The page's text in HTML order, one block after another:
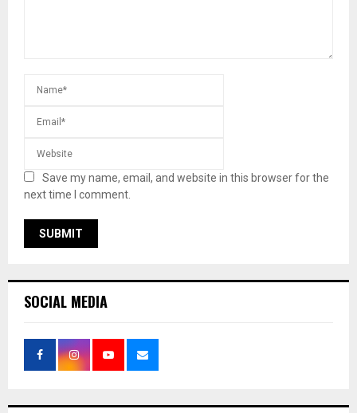
Save my name, email, and website in this browser for the
next time I comment.
SOCIAL MEDIA